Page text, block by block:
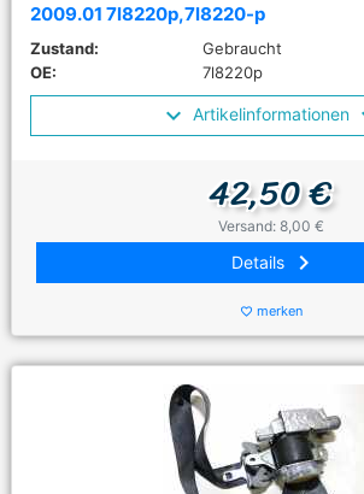
2009.01 7l8220p,7l8220-p
Zustand:
Gebraucht
OE:
7l8220p
Artikelinformationen
42,50 €
Versand: 8,00 €
Details keyboard_arrow_right
favorite_border merken